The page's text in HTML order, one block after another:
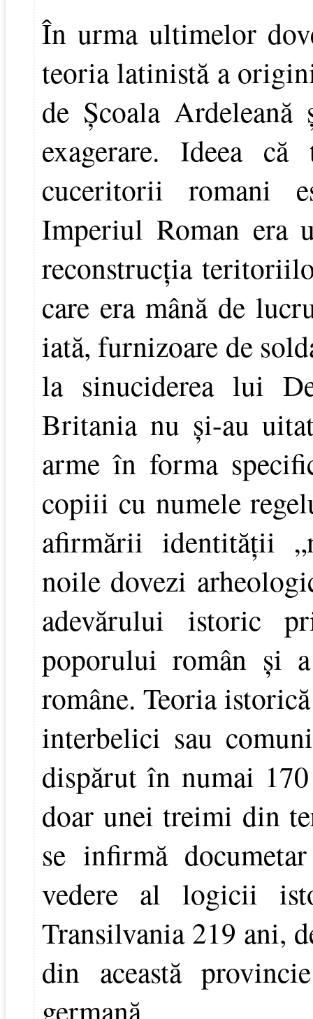
În urma ultimelor
teoria latinistă a
de Şcoala
exagerare. Ideea
cuceritorii romani
Imperiul Roman era
reconstrucţia
care era mână de
iată, furnizoare de
la sinuciderea lui
Britania nu şi-au
arme în forma
copiii cu numele
afirmării identităţii
noile dovezi
adevărului istoric
poporului român şi
române. Teoria
interbelici sau
dispărut în numai
doar unei treimi din
se infirmă
vedere al logicii
Transilvania 219 ani,
din această
germană.